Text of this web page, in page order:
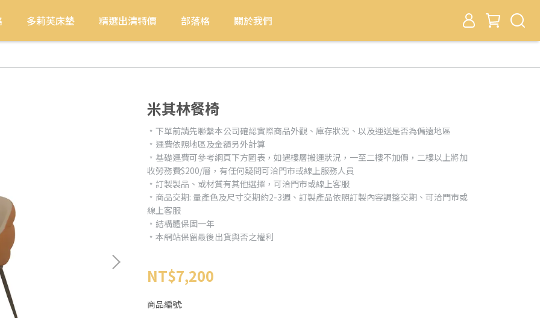
多莉芙床墊 精選出清特價 部落格 關於我們
米其林餐椅
﹡下單前請先聯繫本公司確認實際商品外觀、庫存狀況、以及運送是否為偏遠地區
﹡運費依照地區及金額另外計算
﹡基礎運費可參考網頁下方圖表，如遇樓層搬運狀況，一至二樓不加價，二樓以上將加
收勞務費$200/層，有任何疑問可洽門市或線上服務人員
﹡訂製製品、或材質有其他選擇，可洽門市或線上客服
﹡商品交期: 量產色及尺寸交期約2-3週、訂製產品依照訂製內容調整交期、可洽門市或
線上客服
﹡結構體保固一年
﹡本網站保留最後出貨與否之權利
NT$7,200
商品編號: